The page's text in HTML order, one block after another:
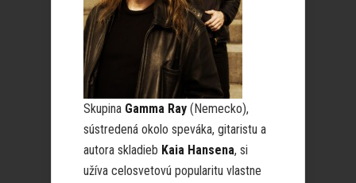
Skupina Gamma Ray (Nemecko),
sústredená okolo speváka, gitaristu a
autora skladieb Kaia Hansena, si
užíva celosvetovú popularitu vlastne